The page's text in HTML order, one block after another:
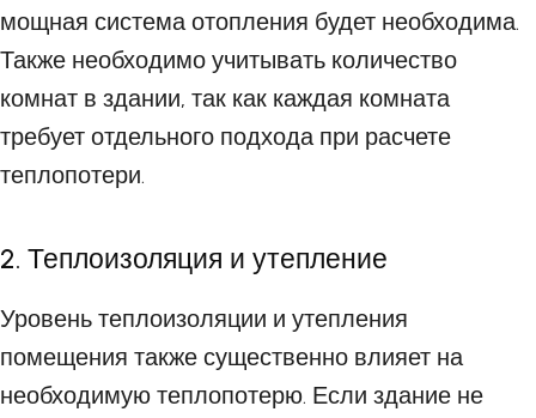
мощная система отопления будет необходима.
Также необходимо учитывать количество
комнат в здании, так как каждая комната
требует отдельного подхода при расчете
теплопотери.
2. Теплоизоляция и утепление
Уровень теплоизоляции и утепления
помещения также существенно влияет на
необходимую теплопотерю. Если здание не